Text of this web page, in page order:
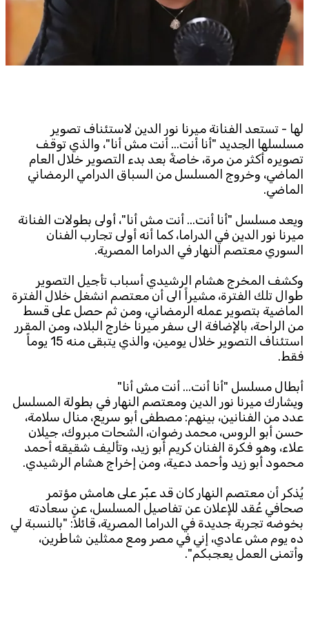
Privacy Policy
Terms Of Use
Cookies Policy
TTV
TTV Plus
Download the app
© 2025. All Rights Reserved. By Koein
لها - تستعد الفنانة ميرنا نور الدين لاستئناف تصوير
مسلسلها الجديد "أنا أنت... أنت مش أنا"، والذي توقف
تصويره أكثر من مرة، خاصةً بعد بدء التصوير خلال العام
الماضي، وخروج المسلسل من السباق الدرامي الرمضاني
الماضي.
ويعد مسلسل "أنا أنت... أنت مش أنا"، أولى بطولات الفنانة
ميرنا نور الدين في الدراما، كما أنه أولى تجارب الفنان
السوري معتصم النهار في الدراما المصرية.
وكشف المخرج هشام الرشيدي أسباب تأجيل التصوير
طوال تلك الفترة، مشيراً الى أن معتصم انشغل خلال الفترة
الماضية بتصوير عمله الرمضاني، ومن ثم حصل على قسط
من الراحة، بالإضافة الى سفر ميرنا خارج البلاد، ومن المقرر
استئناف التصوير خلال يومين، والذي يتبقى منه 15 يوماً
فقط.
أبطال مسلسل "أنا أنت... أنت مش أنا"
ويشارك ميرنا نور الدين ومعتصم النهار في بطولة المسلسل
عدد من الفنانين، بينهم: مصطفى أبو سريع، منال سلامة،
حسن أبو الروس، محمد رضوان، الشحات مبروك، جيلان
علاء، وهو فكرة الفنان كريم أبو زيد، وتأليف شقيقه أحمد
محمود أبو زيد وأحمد دعية، ومن إخراج هشام الرشيدي.
يُذكر أن معتصم النهار كان قد عبّر على هامش مؤتمر
صحافي عُقد للإعلان عن تفاصيل المسلسل، عن سعادته
بخوضه تجربة جديدة في الدراما المصرية، قائلاً: "بالنسبة لي
ده يوم مش عادي، إني في مصر ومع ممثلين شاطرين،
وأتمنى العمل يعجبكم".